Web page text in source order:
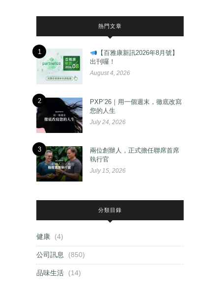
熱門文章
1
【百雅康新訊2026年8月號】
出刊囉！
August 4, 2026
2
PXP’26｜用一個週末，徹底改寫
您的人生
July 24, 2026
3
兩位創辦人，正式擔任聯席首席
執行官
July 15, 2026
分類目錄
健康 (4)
公司訊息 (850)
品味生活 (14)